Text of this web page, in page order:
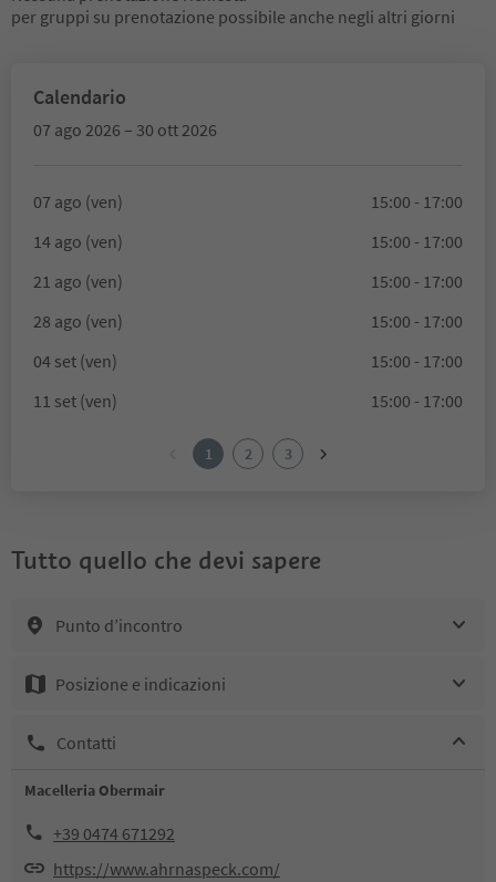
per gruppi su prenotazione possibile anche negli altri giorni
Calendario
07 ago 2026 – 30 ott 2026
07 ago (ven)
15:00 - 17:00
14 ago (ven)
15:00 - 17:00
21 ago (ven)
15:00 - 17:00
28 ago (ven)
15:00 - 17:00
04 set (ven)
15:00 - 17:00
11 set (ven)
15:00 - 17:00
1 2 3
Tutto quello che devi sapere
Punto d’incontro
Posizione e indicazioni
Contatti
Macelleria Obermair
+39 0474 671292
https://www.ahrnaspeck.com/